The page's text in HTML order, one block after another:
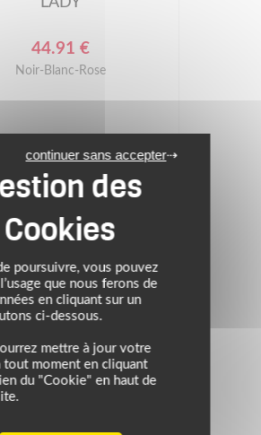
44.91 €
Noir-Blanc-Rose
poursuivre, vous pouvez
que nous ferons de
en cliquant sur un
ci-dessous.
mettre à jour votre
tout moment en cliquant
du "Cookie" en haut de
continuer sans accepter